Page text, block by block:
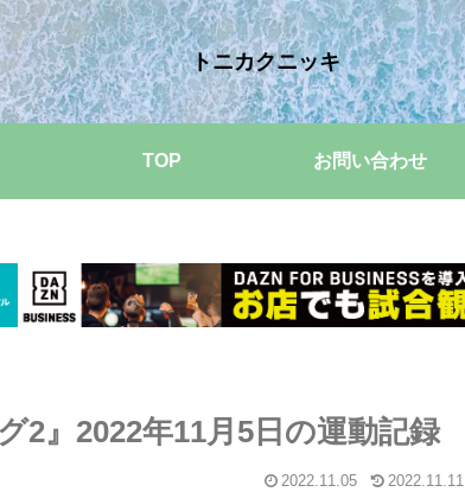
トニカクニッキ
TOP お問い合わせ
2』2022年11月5日の運動記録
2022.11.05 2022.11.11